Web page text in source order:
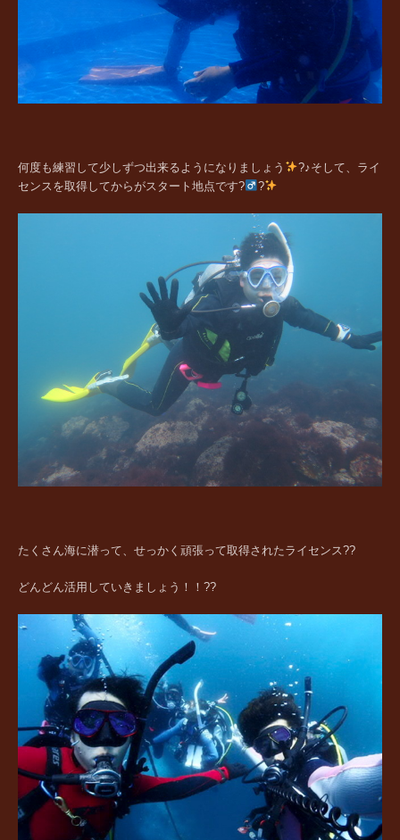
何度も練習して少しずつ出来るようになりましょう ?♪そして、ライ
センスを取得してからがスタート地点です?‍
?
たくさん海に潜って、せっかく頑張って取得されたライセンス??
どんどん活用していきましょう！！??